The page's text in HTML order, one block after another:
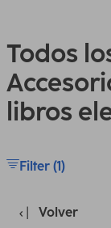
Todos
libros
Filter (1)
Volver